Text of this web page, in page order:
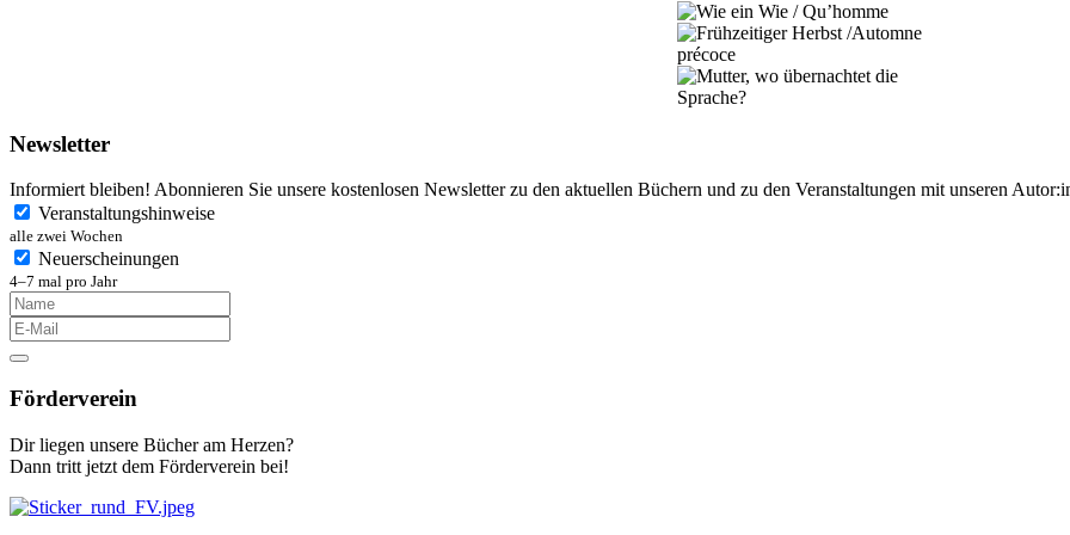
Newsletter
Informiert bleiben! Abonnieren Sie unsere kostenlosen Newsletter zu den aktuellen Büchern und zu den Veranstaltungen mit unseren
Veranstaltungshinweise
alle zwei Wochen
Neuerscheinungen
4–7 mal pro Jahr
Förderverein
Dir liegen unsere Bücher am Herzen?
Dann tritt jetzt dem Förderverein bei!